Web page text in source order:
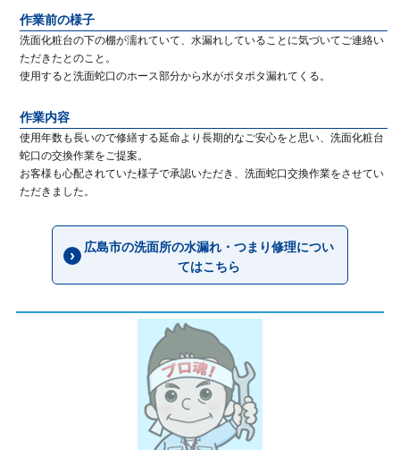
作業前の様子
洗面化粧台の下の棚が濡れていて、水漏れしていることに気づいてご連絡い
ただきたとのこと。
使用すると洗面蛇口のホース部分から水がポタポタ漏れてくる。
作業内容
使用年数も長いので修繕する延命より長期的なご安心をと思い、洗面化粧台
蛇口の交換作業をご提案。
お客様も心配されていた様子で承認いただき、洗面蛇口交換作業をさせてい
ただきました。
広島市の洗面所の水漏れ・つまり修理につい
てはこちら